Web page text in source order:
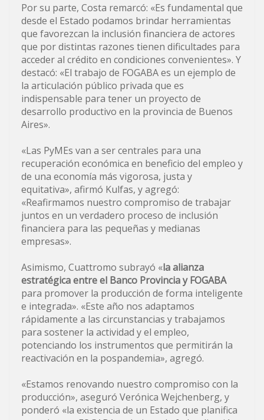
Por su parte, Costa remarcó: «Es fundamental que
desde el Estado podamos brindar herramientas
que favorezcan la inclusión financiera de actores
que por distintas razones tienen dificultades para
acceder al crédito en condiciones convenientes». Y
destacó: «El trabajo de FOGABA es un ejemplo de
la articulación público privada que es
indispensable para tener un proyecto de
desarrollo productivo en la provincia de Buenos
Aires».
«Las PyMEs van a ser centrales para una
recuperación económica en beneficio del empleo y
de una economía más vigorosa, justa y
equitativa», afirmó Kulfas, y agregó:
«Reafirmamos nuestro compromiso de trabajar
juntos en un verdadero proceso de inclusión
financiera para las pequeñas y medianas
empresas».
Asimismo, Cuattromo subrayó «la alianza
estratégica entre el Banco Provincia y FOGABA
para promover la producción de forma inteligente
e integrada». «Este año nos adaptamos
rápidamente a las circunstancias y trabajamos
para sostener la actividad y el empleo,
potenciando los instrumentos que permitirán la
reactivación en la pospandemia», agregó.
«Estamos renovando nuestro compromiso con la
producción», aseguró Verónica Wejchenberg, y
ponderó «la existencia de un Estado que planifica